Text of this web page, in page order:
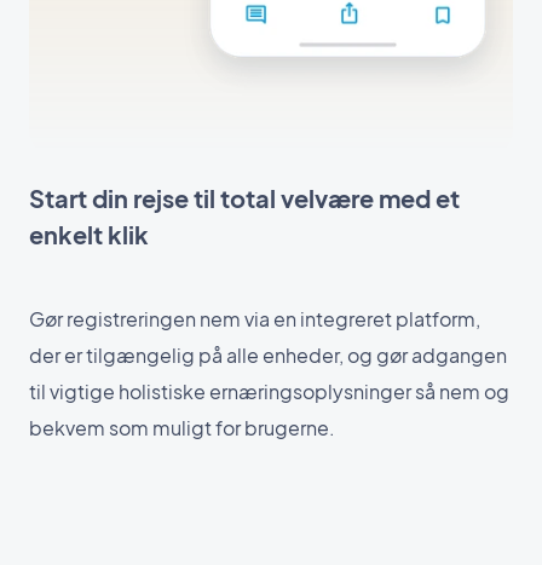
Start din rejse til total velvære med et
enkelt klik
Gør registreringen nem via en integreret platform,
der er tilgængelig på alle enheder, og gør adgangen
til vigtige holistiske ernæringsoplysninger så nem og
bekvem som muligt for brugerne.